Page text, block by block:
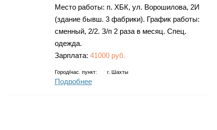
Место работы: п. ХБК, ул. Ворошилова, 2И
(здание бывш. 3 фабрики). График работы:
сменный, 2/2. З/п 2 раза в месяц. Спец.
одежда.
Зарплата: 41000 руб.
Город/нас. пункт: г. Шахты
Подробнее